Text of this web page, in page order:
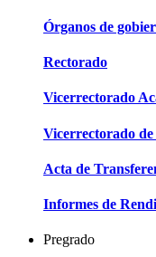
Órganos de
Rectorado
Vicerrectorado
Vicerrectorado
Acta de
Informes de
Pregrado